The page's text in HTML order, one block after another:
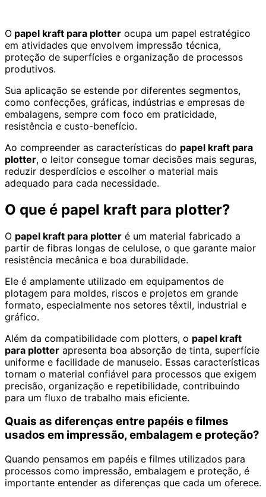
O papel kraft para plotter ocupa um papel estratégico
em atividades que envolvem impressão técnica,
proteção de superfícies e organização de processos
produtivos.
Sua aplicação se estende por diferentes segmentos,
como confecções, gráficas, indústrias e empresas de
embalagens, sempre com foco em praticidade,
resistência e custo-benefício.
Ao compreender as características do papel kraft para
plotter, o leitor consegue tomar decisões mais seguras,
reduzir desperdícios e escolher o material mais
adequado para cada necessidade.
O que é papel kraft para plotter?
O papel kraft para plotter é um material fabricado a
partir de fibras longas de celulose, o que garante maior
resistência mecânica e boa durabilidade.
Ele é amplamente utilizado em equipamentos de
plotagem para moldes, riscos e projetos em grande
formato, especialmente nos setores têxtil, industrial e
gráfico.
Além da compatibilidade com plotters, o papel kraft
para plotter apresenta boa absorção de tinta, superfície
uniforme e facilidade de manuseio. Essas características
tornam o material confiável para processos que exigem
precisão, organização e repetibilidade, contribuindo
para um fluxo de trabalho mais eficiente.
Quais as diferenças entre papéis e filmes
usados em impressão, embalagem e proteção?
Quando pensamos em papéis e filmes utilizados para
processos como impressão, embalagem e proteção, é
importante entender as diferenças que cada um oferece.